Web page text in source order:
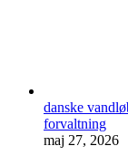
danske
forvaltning
maj 27, 2026